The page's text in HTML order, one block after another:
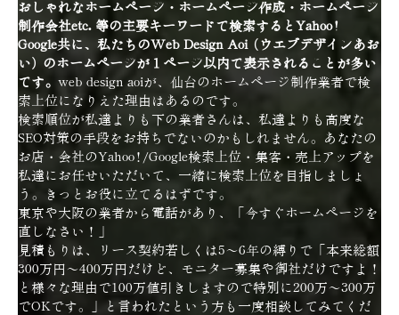
おしゃれなホームページ・ホームページ作成・ホームページ
制作会社etc. 等の主要キーワードで検索するとYahoo!
Google共に、私たちのWeb Design Aoi (ウエブデザインあお
い) のホームページが１ページ以内で表示されることが多い
です。 web design aoiが、仙台のホームページ制作業者で検
索上位になりえた理由はあるのです。
検索順位が私達よりも下の業者さんは、私達よりも高度な
SEO対策の手段をお持ちでないのかもしれません。あなたの
お店・会社のYahoo!/Google検索上位・集客・売上アップを
私達にお任せいただいて、一緒に検索上位を目指しましょ
う。きっとお役に立てるはずです。
東京や大阪の業者から電話があり、「今すぐホームページを
直しなさい！」
見積もりは、リース契約若しくは5～6年の縛りで「本来総額
300万円～400万円だけど、モニター募集や御社だけですよ！
と様々な理由で100万値引きしますので特別に200万～300万
でOKです。」と言われたという方も一度相談してみてくだ